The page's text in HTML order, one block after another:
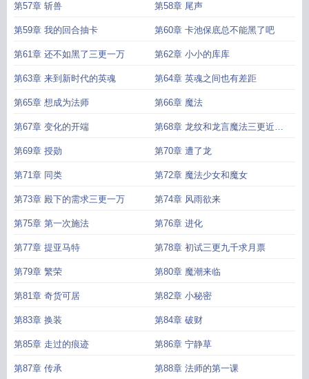
第57章 斩兽 第58章 尾声
第59章 我的回合抽卡 第60章 卡池保底总不能黑了吧
第61章 还不如黑了三更一万 第62章 小小的库库
第63章 来到新时代的英魂 第64章 英魂之间也有差距
第65章 想成为法师 第66章 魔法
第67章 变化的开端 第68章 龙纹和龙言魔法三更近万
求月票
第69章 授勋 第70章 遭了龙
第71章 同类 第72章 魔法少女和魔女
第73章 殿下的需求三更一万 第74章 风雨欲来
第75章 第一次施法 第76章 进化
第77章 提亚马特 第78章 初试三更九千求月票
第79章 繁荣 第80章 魔潮来临
第81章 奇货可居 第82章 小秘密
第83章 换装 第84章 破财
第85章 走过的痕迹 第86章 宁静草
第87章 传承 第88章 法师的第一课